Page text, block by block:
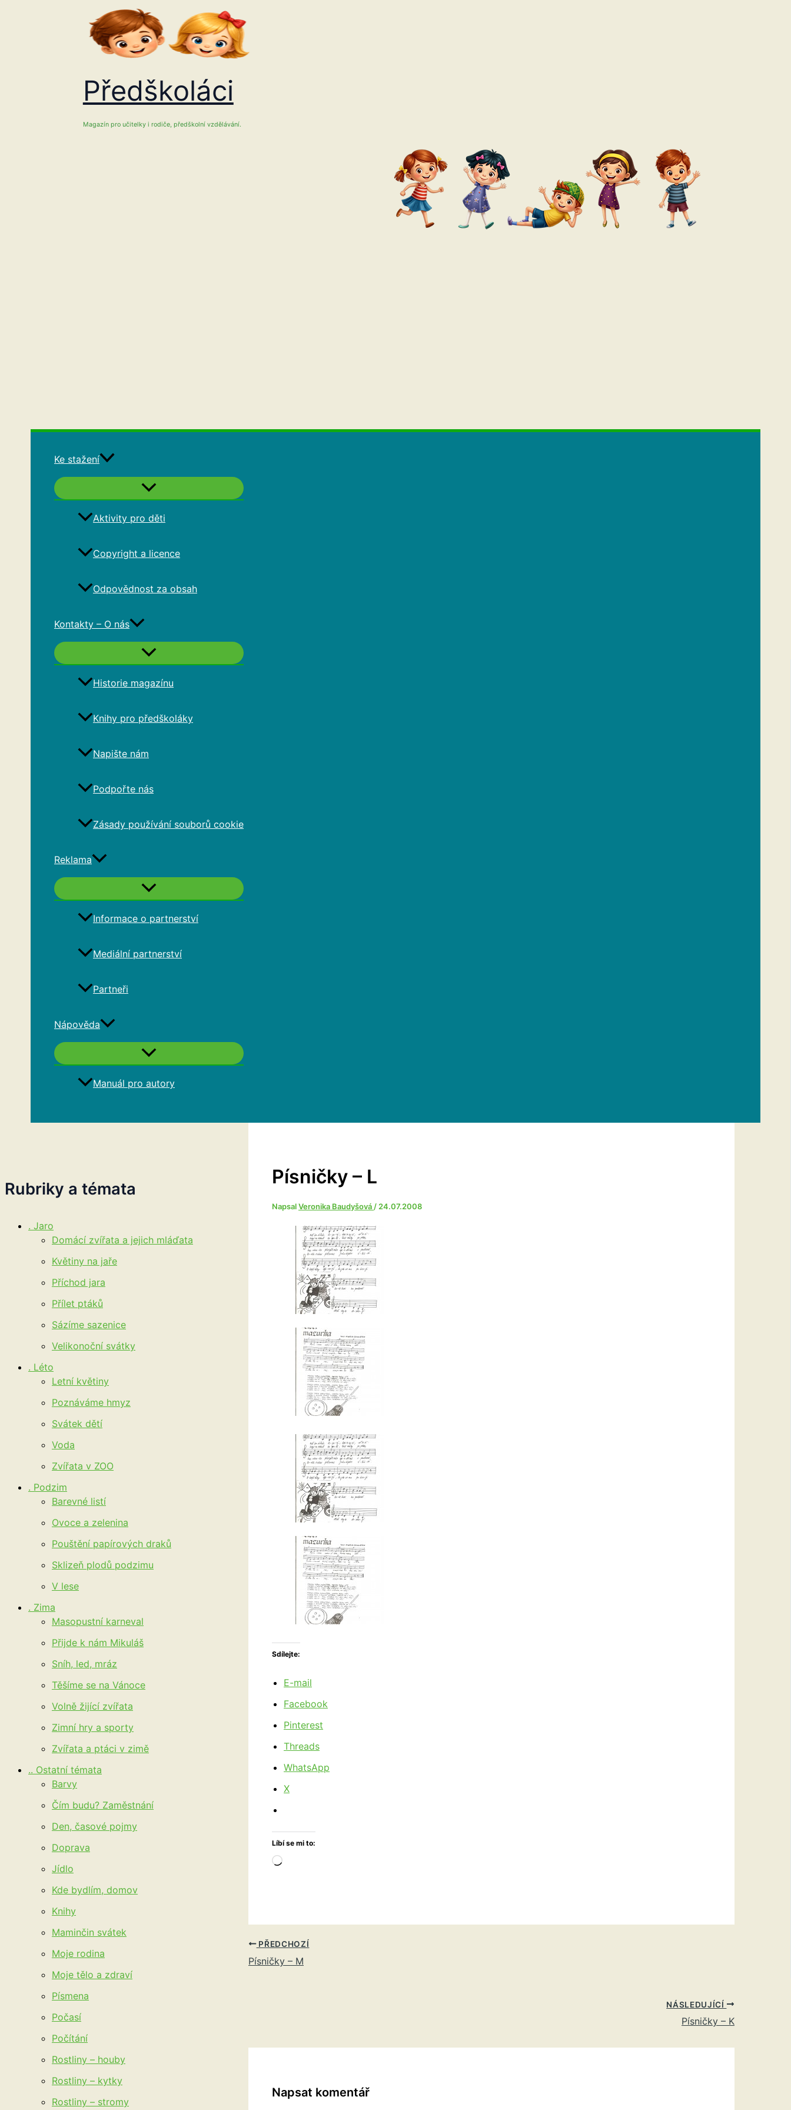
Předškoláci
Magazín pro učitelky i rodiče, předškolní vzdělávání.
Ke stažení
Aktivity pro děti
Copyright a licence
Odpovědnost za obsah
Kontakty – O nás
Historie magazínu
Knihy pro předškoláky
Napište nám
Podpořte nás
Zásady používání souborů cookie
Reklama
Informace o partnerství
Mediální partnerství
Partneři
Nápověda
Manuál pro autory
Rubriky a témata
. Jaro
Domácí zvířata a jejich mláďata
Květiny na jaře
Příchod jara
Přílet ptáků
Sázíme sazenice
Velikonoční svátky
. Léto
Letní květiny
Poznáváme hmyz
Svátek dětí
Voda
Zvířata v ZOO
. Podzim
Barevné listí
Ovoce a zelenina
Pouštění papírových draků
Sklizeň plodů podzimu
V lese
. Zima
Masopustní karneval
Přijde k nám Mikuláš
Sníh, led, mráz
Těšíme se na Vánoce
Volně žijící zvířata
Zimní hry a sporty
Zvířata a ptáci v zimě
.. Ostatní témata
Barvy
Čím budu? Zaměstnání
Den, časové pojmy
Doprava
Jídlo
Kde bydlím, domov
Knihy
Maminčin svátek
Moje rodina
Moje tělo a zdraví
Písmena
Počasí
Počítání
Rostliny – houby
Rostliny – kytky
Rostliny – stromy
Písničky – L
NapsalVeronika Baudyšová / 24.07.2008
Sdílejte:
E-mail
Facebook
Pinterest
Threads
WhatsApp
X
Líbí se mi to:
Načítání…
PŘEDCHOZÍ
Písničky – M
NÁSLEDUJÍCÍ
Písničky – K
Napsat komentář